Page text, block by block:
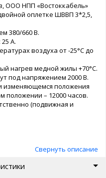
ООО НПП «Востоккабель»
оплетке ШВВП 3*2,5,
380/660 В.
А.
воздуха от -25°С до
нагрев медной жилы +70°С.
под напряжением 2000 В.
изменяющемся положения
положении – 12000 часов.
(подвижная и
Свернуть описание